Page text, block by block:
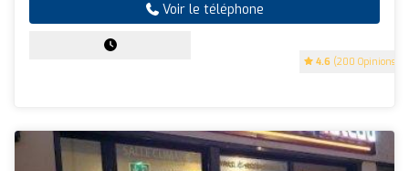
4.6 (200 Opinions)
Voir le téléphone